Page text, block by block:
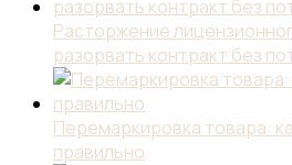
Расторжение
разорвать контракт без
Перемаркировка товара:
правильно